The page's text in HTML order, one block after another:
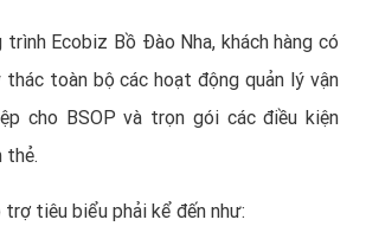
Ecobiz Bồ Đào Nha, khách hàng có
toàn bộ các hoạt động quản lý vận
cho BSOP và trọn gói các điều kiện
thẻ.
trợ tiêu biểu phải kể đến như: